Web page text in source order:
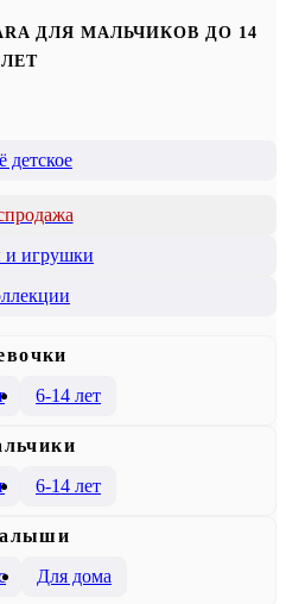
ДЛЯ МАЛЬЧИКОВ ДО 14
ЛЕТ
детское
игрушки
6-14 лет
6-14 лет
Для дома